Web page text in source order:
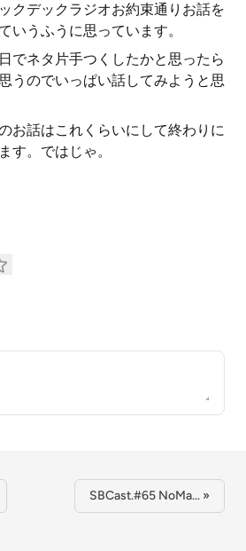
クデックラジオお約束通りお話を
いうふうに思っています。
でネタ片手つくしたかと思ったら
うのでいっぱい話してみようと思
お話はこれくらいにして終わりに
す。ではじゃ。
SBCast.#65 NoMa… »